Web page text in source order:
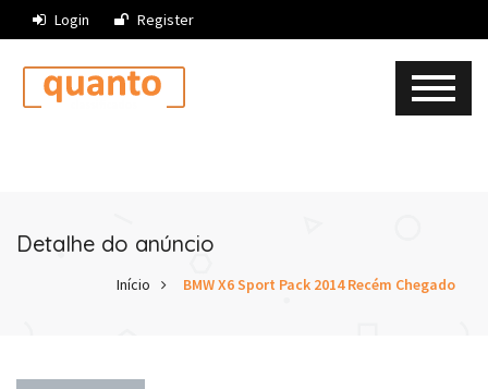
Login Register
Detalhe do anúncio
Início BMW X6 Sport Pack 2014 Recém Chegado